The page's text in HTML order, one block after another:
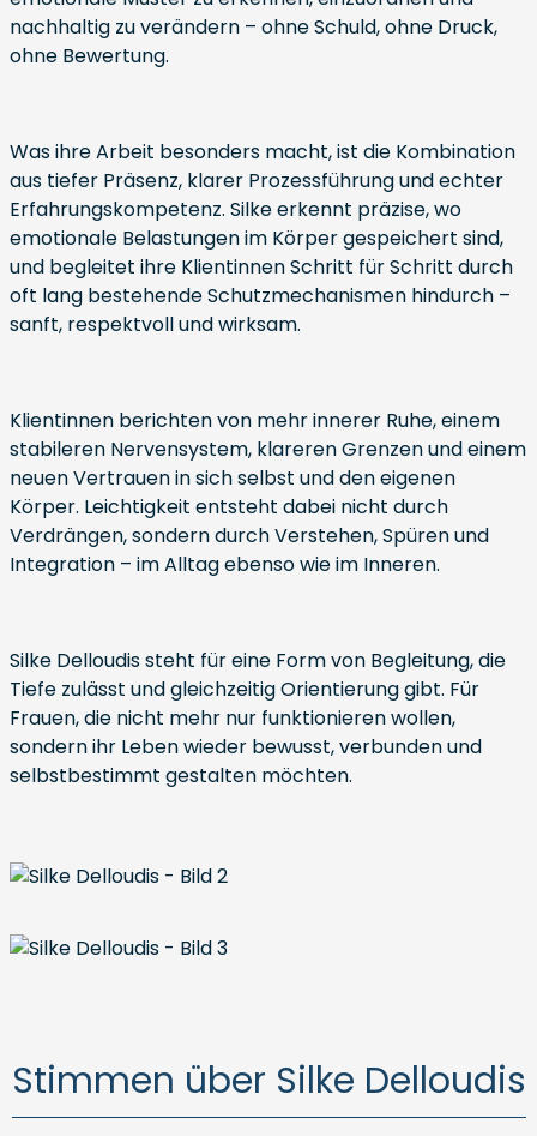
nachhaltig zu verändern – ohne Schuld, ohne Druck,
ohne Bewertung.
Was ihre Arbeit besonders macht, ist die Kombination
aus tiefer Präsenz, klarer Prozessführung und echter
Erfahrungskompetenz. Silke erkennt präzise, wo
emotionale Belastungen im Körper gespeichert sind,
und begleitet ihre Klientinnen Schritt für Schritt durch
oft lang bestehende Schutzmechanismen hindurch –
sanft, respektvoll und wirksam.
Klientinnen berichten von mehr innerer Ruhe, einem
stabileren Nervensystem, klareren Grenzen und einem
neuen Vertrauen in sich selbst und den eigenen
Körper. Leichtigkeit entsteht dabei nicht durch
Verdrängen, sondern durch Verstehen, Spüren und
Integration – im Alltag ebenso wie im Inneren.
Silke Delloudis steht für eine Form von Begleitung, die
Tiefe zulässt und gleichzeitig Orientierung gibt. Für
Frauen, die nicht mehr nur funktionieren wollen,
sondern ihr Leben wieder bewusst, verbunden und
selbstbestimmt gestalten möchten.
Stimmen über Silke Delloudis